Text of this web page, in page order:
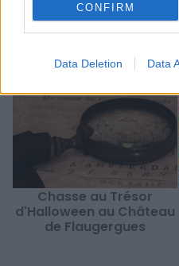
CONFIRM
Data Deletion Data
À LIRE
Chasse au Trésor
d'Halloween au Château
de Flaugergues